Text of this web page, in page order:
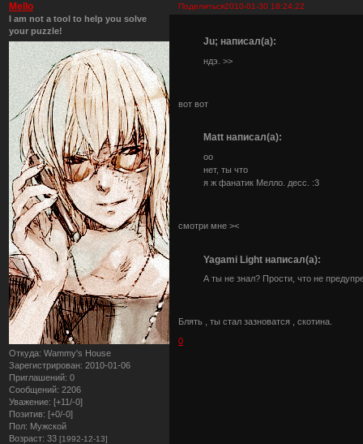
Поделиться2010-01-30 18:24:22
Mello
I am not a tool to help you solve
your puzzle!
Откуда: Wammy's House
Зарегистрирован: 2010-01-06
Приглашений: 0
Сообщений: 2206
Уважение: [+11/-0]
Позитив: [+0/-0]
Пол: Мужской
Возраст: 33 [1992-12-13]
Ju; написал(а):
ндэ. >>
вот вот
Matt написал(а):
оо
нет, ты что
я ж фанатик Мелло. десс. :3
смотри мне ><
Yagami Light написал(а):
А ты не знал? Прости, что не
Блять , ты стал зазноватся , скотина.
0